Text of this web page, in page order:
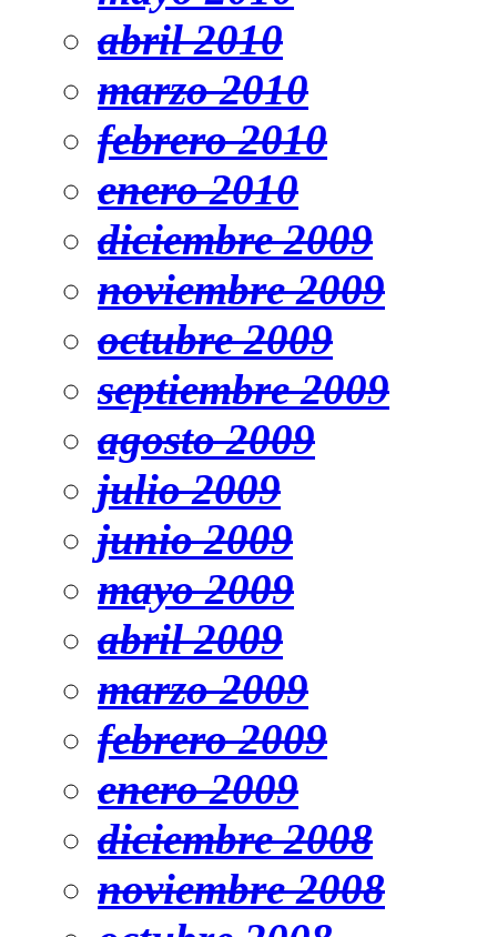
abril 2010
marzo 2010
febrero 2010
enero 2010
diciembre 2009
noviembre 2009
octubre 2009
septiembre 2009
agosto 2009
julio 2009
junio 2009
mayo 2009
abril 2009
marzo 2009
febrero 2009
enero 2009
diciembre 2008
noviembre 2008